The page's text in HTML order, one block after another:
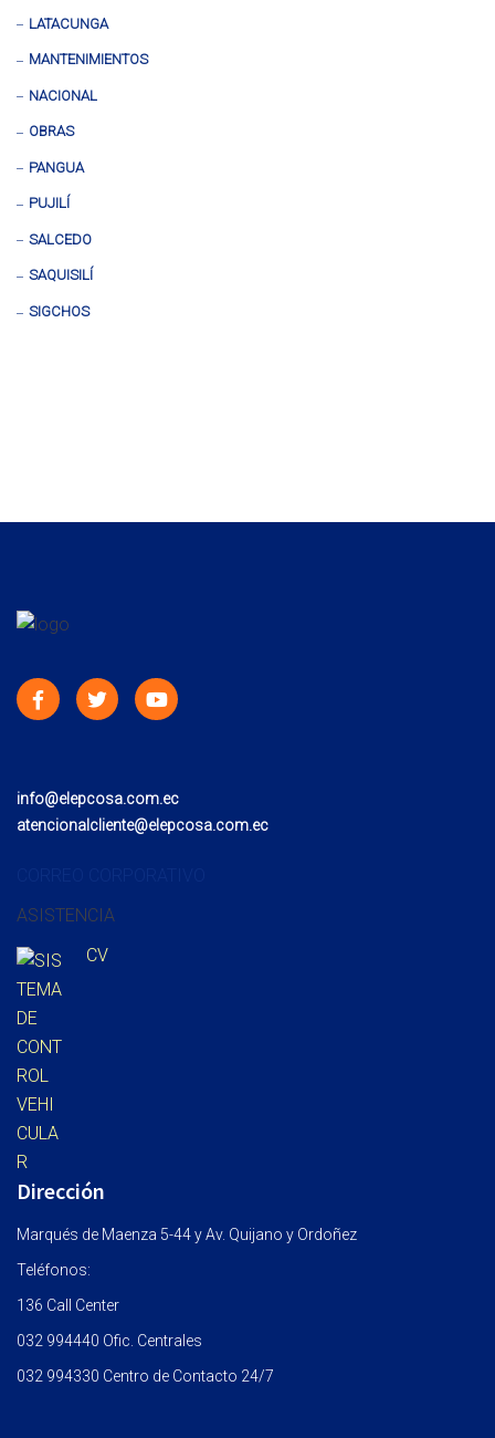
LATACUNGA
MANTENIMIENTOS
NACIONAL
OBRAS
PANGUA
PUJILÍ
SALCEDO
SAQUISILÍ
SIGCHOS
info@elepcosa.com.ec
atencionalcliente@elepcosa.com.ec
ASISTENCIA
CV
Dirección
Marqués de Maenza 5-44 y Av. Quijano y Ordoñez
Teléfonos:
136 Call Center
032 994440 Ofic. Centrales
032 994330 Centro de Contacto 24/7